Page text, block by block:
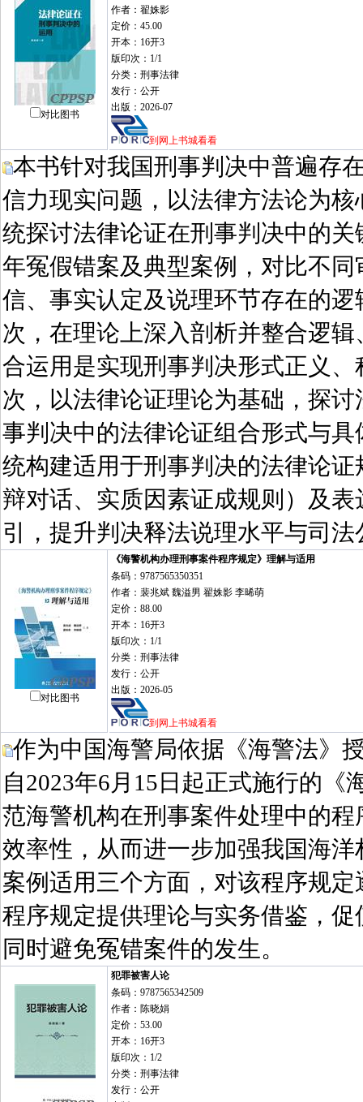
对比图书
作者：翟姝影
定价：45.00
开本：16开3
版印次：1/1
分类：刑事法律
发行：公开
出版：2026-07
到网上书城看看
本书针对我国刑事判决中普遍存
信力现实问题，以法律方法论为
统探讨法律论证在刑事判决中的
年冤假错案及典型案例，对比不
信、事实认定及说理环节存在的
次，在理论上深入剖析并整合逻
合运用是实现刑事判决形式正义
次，以法律论证理论为基础，探
事判决中的法律论证组合形式与
统构建适用于刑事判决的法律论
辩对话、实质因素证成规则）及
引，提升判决释法说理水平与司法
对比图书
《海警机构办理刑事案件程序规定》理解与适用
条码：9787565350351
作者：裴兆斌 魏溢男 翟姝影 李晞萌
定价：88.00
开本：16开3
版印次：1/1
分类：刑事法律
发行：公开
出版：2026-05
到网上书城看看
作为中国海警局依据《海警法》
自2023年6月15日起正式施行的
范海警机构在刑事案件处理中的
效率性，从而进一步加强我国海
案例适用三个方面，对该程序规
程序规定提供理论与实务借鉴，
同时避免冤错案件的发生。
犯罪被害人论
条码：9787565342509
作者：陈晓娟
定价：53.00
开本：16开3
版印次：1/2
分类：刑事法律
发行：公开